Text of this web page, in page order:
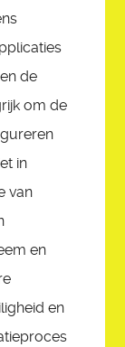
de
om de
in
van
en
en